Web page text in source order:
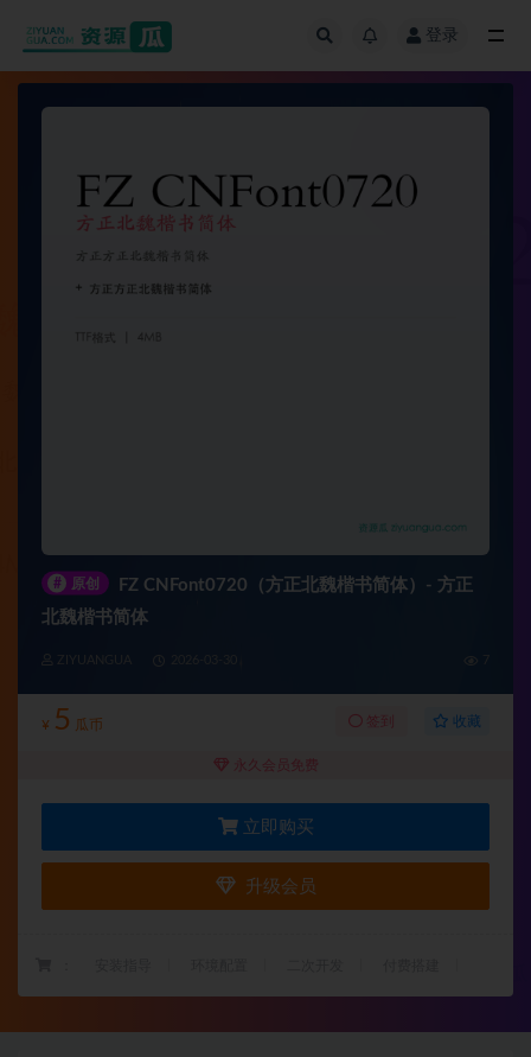
登录
# 原创
FZ CNFont0720（方正北魏楷书简体）- 方正
北魏楷书简体
ZIYUANGUA
¥ 5 瓜币 签到 收藏
永久会员免费
立即购买
升级会员